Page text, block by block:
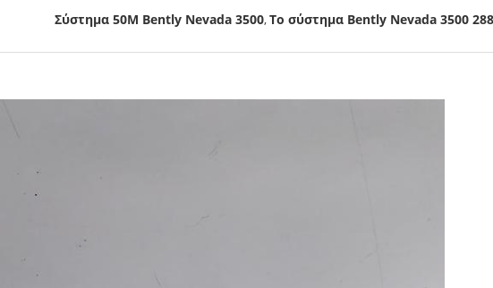
Σύστημα 50M Bently Nevada 3500,Το σύστημα Bently Nevada 3500